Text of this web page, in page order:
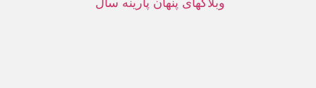
وبلاگهای پنهان پارينه سال